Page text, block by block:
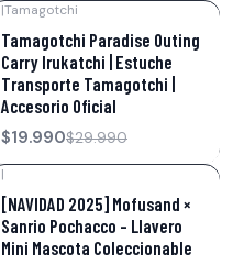
|Tamagotchi
Tamagotchi Paradise Outing
Carry Irukatchi | Estuche
Transporte Tamagotchi |
Accesorio Oficial
$19.990$29.990
|
[NAVIDAD 2025] Mofusand ×
Sanrio Pochacco – Llavero
Mini Mascota Coleccionable